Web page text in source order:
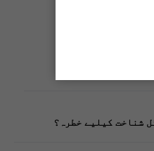
شناخت کیلیے خطرہ؟